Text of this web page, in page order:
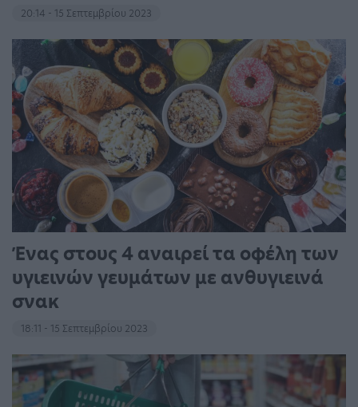
20:14 - 15 Σεπτεμβρίου 2023
Ένας στους 4 αναιρεί τα οφέλη των
υγιεινών γευμάτων με ανθυγιεινά
σνακ
18:11 - 15 Σεπτεμβρίου 2023